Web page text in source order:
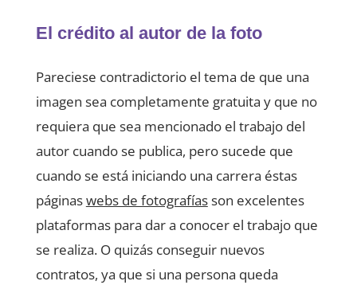
El crédito al autor de la foto
Pareciese contradictorio el tema de que una
imagen sea completamente gratuita y que no
requiera que sea mencionado el trabajo del
autor cuando se publica, pero sucede que
cuando se está iniciando una carrera éstas
páginaswebs de fotografíasson excelentes
plataformas para dar a conocer el trabajo que
se realiza. O quizás conseguir nuevos
contratos, ya que si una persona queda